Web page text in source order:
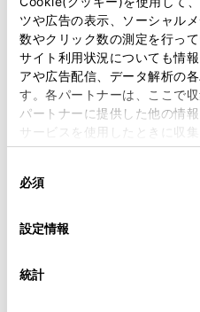
ツや広告の表示、ソーシャル
数やクリック数の測定を行っ
サイト利用状況についても情
アや広告配信、データ解析の
す。各パートナーは、ここで
パートナーに提供した他の情
サービスを使用したときに収
使用することがあります。当
デバイスにすべてのCookie(ク
意したことになります。
設定の変更、同意を撤回した
「Cookie（クッキー）情報の
必須
設定情報
統計
外装
内装
ナビ・オーディオ